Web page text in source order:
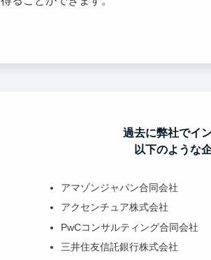
過去に弊社でイ
以下のような
アマゾンジャパン合同会社
アクセンチュア株式会社
PwCコンサルティング合同会社
三井住友信託銀行株式会社